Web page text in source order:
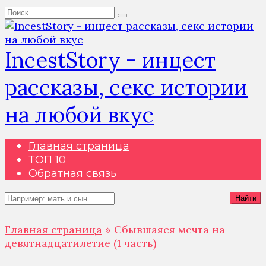
Перейти
к
содержанию
Search
for:
IncestStory - инцест
рассказы, секс истории
на любой вкус
Главная страница
ТОП 10
Обратная связь
Search
Найти
Главная страница » Сбывшаяся мечта на
девятнадцатилетие (1 часть)